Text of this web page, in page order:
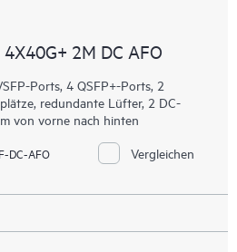
2M DC AFO
Ports, 4 QSFP+-Ports, 2
redundante Lüfter, 2 DC-
von vorne nach hinten
DC-AFO Vergleichen